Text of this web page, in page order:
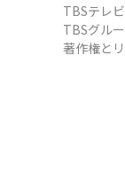
TBSテレビ
TBSグル
著作権と